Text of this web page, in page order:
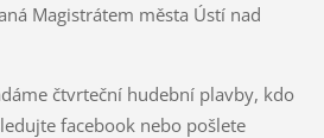
Magistrátem města Ústí nad
čtvrteční hudební plavby, kdo
facebook nebo pošlete